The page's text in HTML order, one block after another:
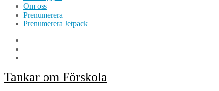
Om oss
Prenumerera
Prenumerera Jetpack
Tankar om Förskola